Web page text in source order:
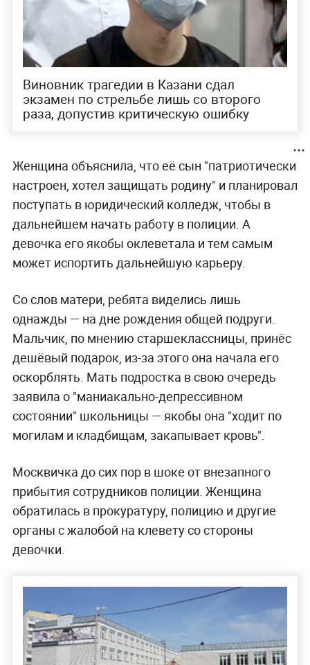
Виновник трагедии в Казани сдал
экзамен по стрельбе лишь со второго
раза, допустив критическую ошибку
Женщина объяснила, что её сын "патриотически
настроен, хотел защищать родину" и планировал
поступать в юридический колледж, чтобы в
дальнейшем начать работу в полиции. А
девочка его якобы оклеветала и тем самым
может испортить дальнейшую карьеру.
Со слов матери, ребята виделись лишь
однажды — на дне рождения общей подруги.
Мальчик, по мнению старшеклассницы, принёс
дешёвый подарок, из-за этого она начала его
оскорблять. Мать подростка в свою очередь
заявила о "маниакально-депрессивном
состоянии" школьницы — якобы она "ходит по
могилам и кладбищам, закапывает кровь".
Москвичка до сих пор в шоке от внезапного
прибытия сотрудников полиции. Женщина
обратилась в прокуратуру, полицию и другие
органы с жалобой на клевету со стороны
девочки.